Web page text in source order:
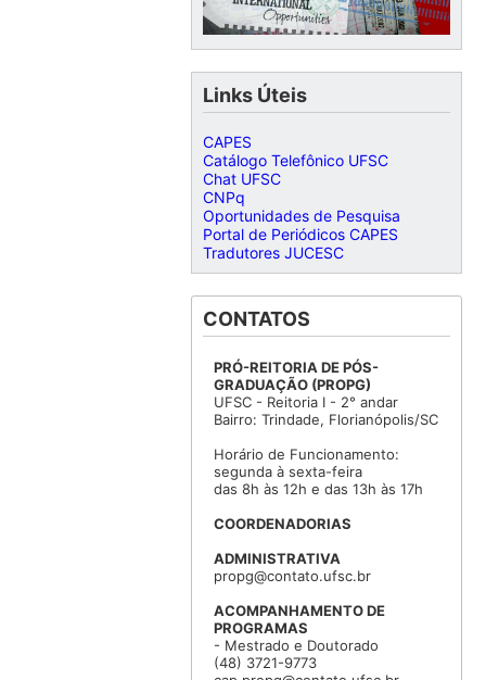
Links Úteis
CAPES
Catálogo Telefônico UFSC
Chat UFSC
CNPq
Oportunidades de Pesquisa
Portal de Periódicos CAPES
Tradutores JUCESC
CONTATOS
PRÓ-REITORIA DE PÓS-
GRADUAÇÃO (PROPG)
UFSC - Reitoria I - 2° andar
Bairro: Trindade, Florianópolis/SC
Horário de Funcionamento:
segunda à sexta-feira
das 8h às 12h e das 13h às 17h
COORDENADORIAS
ADMINISTRATIVA
propg@contato.ufsc.br
ACOMPANHAMENTO DE
PROGRAMAS
- Mestrado e Doutorado
(48) 3721-9773